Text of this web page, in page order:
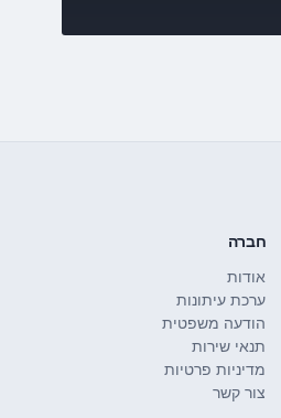
חברה
אודות
ערכת עיתונות
הודעה משפטית
תנאי שירות
מדיניות פרטיות
צור קשר